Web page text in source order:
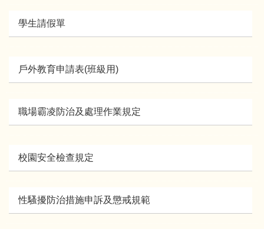
學生請假單
戶外教育申請表(班級用)
職場霸凌防治及處理作業規定
校園安全檢查規定
性騷擾防治措施申訴及懲戒規範